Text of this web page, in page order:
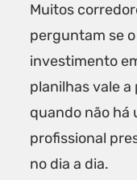
Muitos
perguntam se o
investimento
planilhas vale a
quando não há
profissional
no dia a dia.